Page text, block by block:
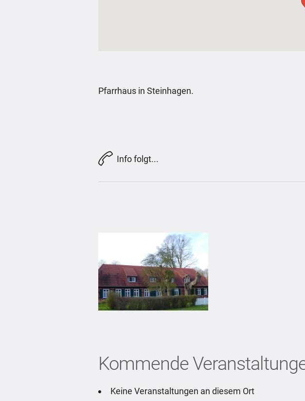
Pfarrhaus in Steinhagen.
Info folgt...
Kommende
Keine Veranstaltungen an diesem Ort